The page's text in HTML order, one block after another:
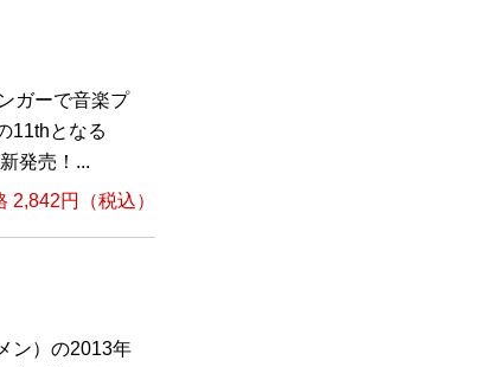
ガーで音楽プ
11thとなる
発売！...
2,842円（税込）
ン）の2013年